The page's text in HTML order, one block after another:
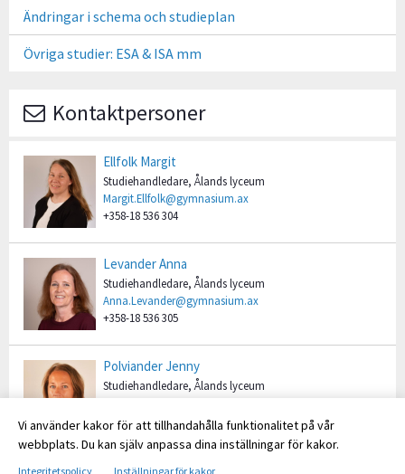
Ändringar i schema och studieplan
Övriga studier: ESA & ISA mm
Kontaktpersoner
Ellfolk Margit
Studiehandledare, Ålands lyceum
Margit.Ellfolk@gymnasium.ax
+358-18 536 304
Levander Anna
Studiehandledare, Ålands lyceum
Anna.Levander@gymnasium.ax
+358-18 536 305
Polviander Jenny
Studiehandledare, Ålands lyceum
+358-18 536 303
Vi använder kakor för att tillhandahålla funktionalitet på vår
webbplats. Du kan själv anpassa dina inställningar för kakor.
Integritetspolicy Inställningar för kakor